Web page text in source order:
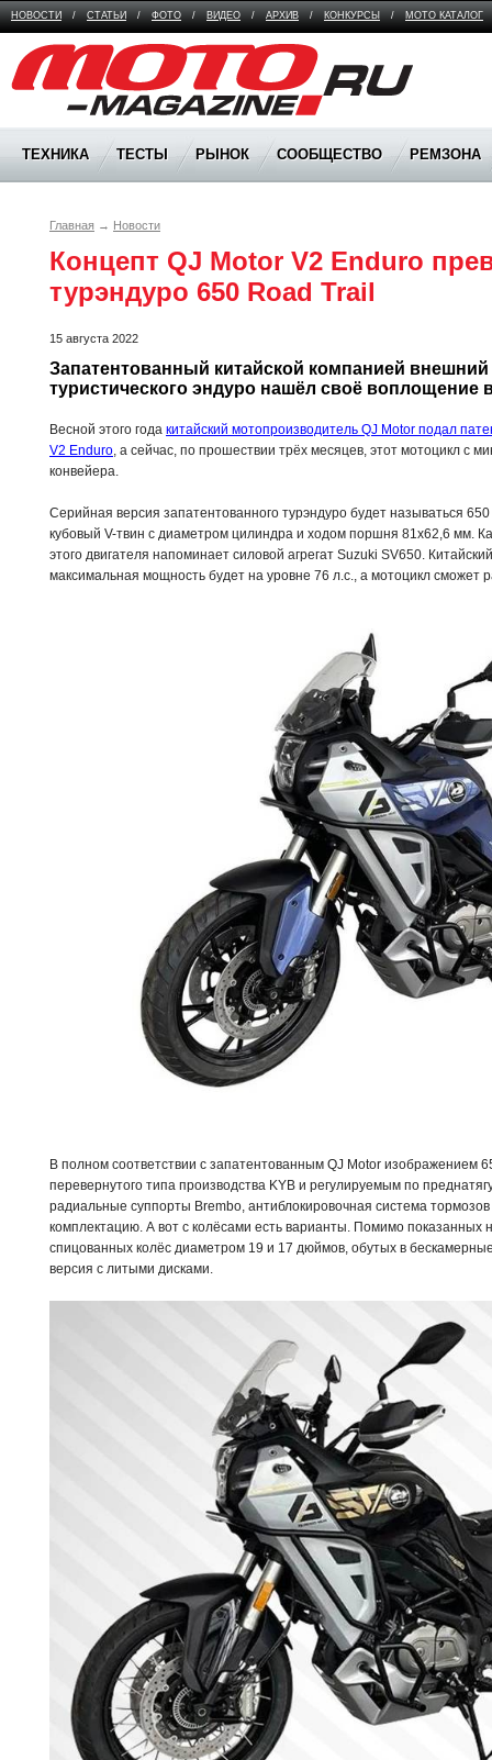
НОВОСТИ / СТАТЬИ / ФОТО / ВИДЕО / АРХИВ / КОНКУРСЫ / МОТО КАТАЛОГ
Moto Magazine
ТЕХНИКА ТЕСТЫ РЫНОК СООБЩЕСТВО РЕМЗОНА
Главная → Новости
Концепт QJ Motor V2 Enduro
турэндуро 650 Road Trail
15 августа 2022
Запатентованный китайской компанией
туристического эндуро нашёл своё воплощение
Весной этого года китайский мотопроизводитель QJ Motor подал
V2 Enduro, а сейчас, по прошествии трёх месяцев, этот мотоцикл с
конвейера.
Серийная версия запатентованного турэндуро будет называться
кубовый V-твин с диаметром цилиндра и ходом поршня 81x62,6 мм.
этого двигателя напоминает силовой агрегат Suzuki SV650.
максимальная мощность будет на уровне 76 л.с., а мотоцикл сможет
В полном соответствии с запатентованным QJ Motor изображением
перевернутого типа производства KYB и регулируемым по
радиальные суппорты Brembo, антиблокировочная система
комплектацию. А вот с колёсами есть варианты. Помимо показанных
спицованных колёс диаметром 19 и 17 дюймов, обутых в
версия с литыми дисками.